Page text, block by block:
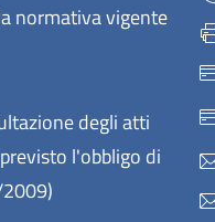
normativa vigente
degli atti
l'obbligo di